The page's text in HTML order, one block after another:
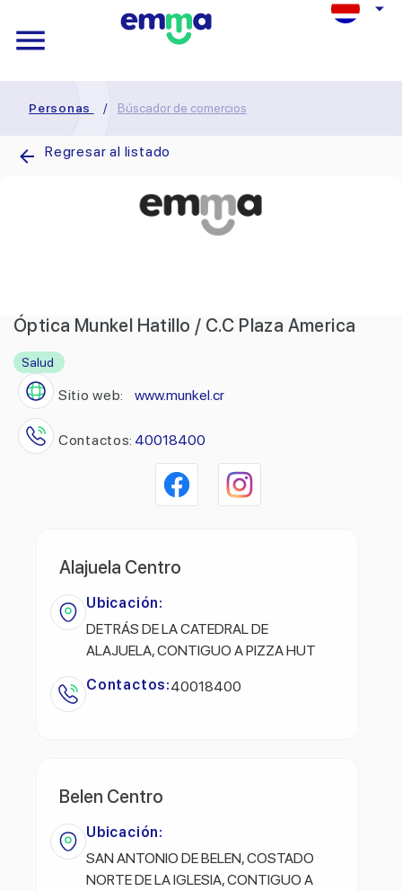
Personas / Búscador de comercios
Regresar al listado
Óptica Munkel Hatillo / C.C Plaza America
Salud
Sitio web: www.munkel.cr
Contactos: 40018400
Alajuela Centro
Ubicación:
DETRÁS DE LA CATEDRAL DE
ALAJUELA, CONTIGUO A PIZZA HUT
Contactos:40018400
Belen Centro
Ubicación:
SAN ANTONIO DE BELEN, COSTADO
NORTE DE LA IGLESIA, CONTIGUO A